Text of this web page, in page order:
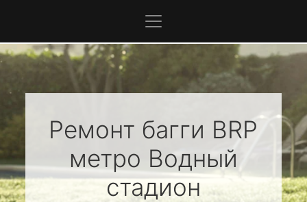
Ремонт багги BRP
метро Водный
стадион